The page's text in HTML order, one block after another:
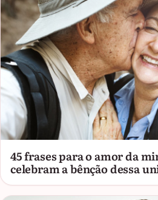
45 frases para o amor da
celebram a bênção dessa